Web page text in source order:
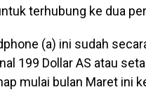
terhubung ke dua
(a) ini sudah
199 Dollar AS atau
mulai bulan Maret ini